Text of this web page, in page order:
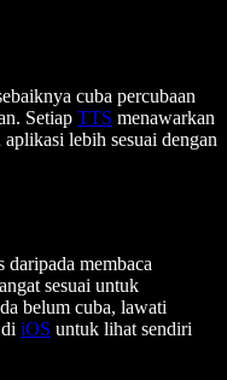
cuba percubaan
Setiap TTS menawarkan
lebih sesuai dengan
membaca
sesuai untuk
belum cuba, lawati
iOS untuk lihat sendiri